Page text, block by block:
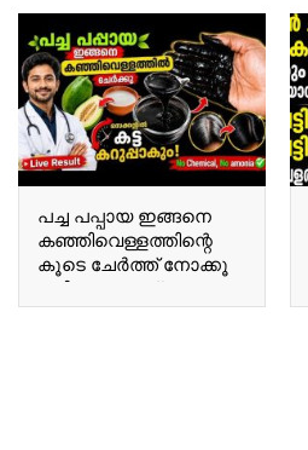
പച്ച പപ്പായ ഇങ്ങനെ
കഞ്ഞിവെള്ളത്തിന്റെ
കൂടെ ചേർത്ത് നോക്കൂ
മുടി കട്ട കറുപ്പ് ആകും
Try mixing raw papaya